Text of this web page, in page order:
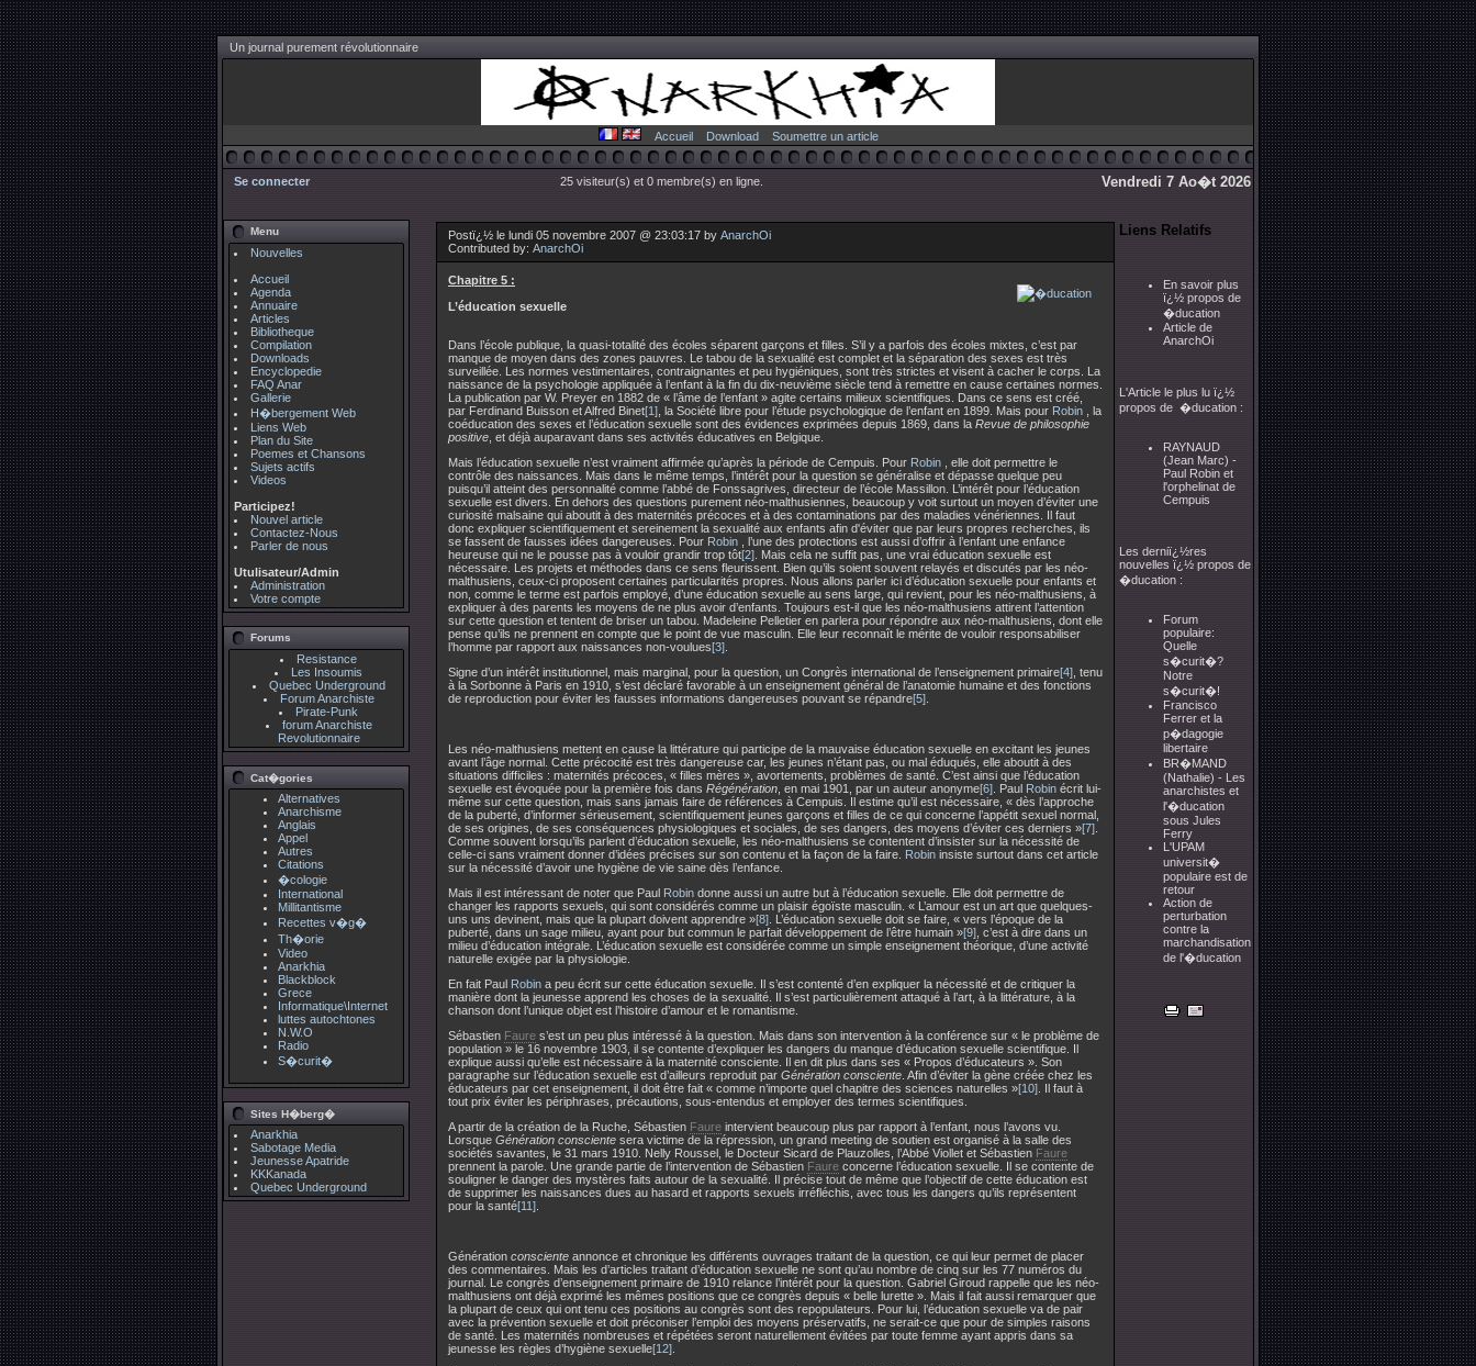
Un journal purement révolutionnaire
Accueil Download Soumettre un article
Se connecter 25 visiteur(s) et 0 membre(s) en ligne. Vendredi 7 Ao�t 2026
Menu
Nouvelles
Accueil
Agenda
Annuaire
Articles
Bibliotheque
Compilation
Downloads
Encyclopedie
FAQ Anar
Gallerie
H�bergement Web
Liens Web
Plan du Site
Poemes et Chansons
Sujets actifs
Videos
Participez!
Nouvel article
Contactez-Nous
Parler de nous
Utulisateur/Admin
Administration
Votre compte
Forums
Resistance
Les Insoumis
Quebec Underground
Forum Anarchiste
Pirate-Punk
forum Anarchiste
Revolutionnaire
Cat�gories
Alternatives
Anarchisme
Anglais
Appel
Autres
Citations
�cologie
International
Millitantisme
Recettes v�g�
Th�orie
Video
Anarkhia
Blackblock
Grece
Informatique\Internet
luttes autochtones
N.W.O
Radio
S�curit�
Sites H�berg�
Anarkhia
Sabotage Media
Jeunesse Apatride
KKKanada
Quebec Underground
Postï¿½ le lundi 05 novembre 2007 @ 23:03:17 by AnarchOi
Contributed by: AnarchOi
Chapitre 5 :
L’éducation sexuelle
Dans l’école publique, la quasi-totalité des écoles séparent garçons et filles. S’il y a parfois des écoles mixtes, c’est par
manque de moyen dans des zones pauvres. Le tabou de la sexualité est complet et la séparation des sexes est très
surveillée. Les normes vestimentaires, contraignantes et peu hygiéniques, sont très strictes et visent à cacher le corps. La
naissance de la psychologie appliquée à l’enfant à la fin du dix-neuvième siècle tend à remettre en cause certaines normes.
La publication par W. Preyer en 1882 de « l’âme de l’enfant » agite certains milieux scientifiques. Dans ce sens est créé,
par Ferdinand Buisson et Alfred Binet[1] , la Société libre pour l’étude psychologique de l’enfant en 1899. Mais pour Robin , la
coéducation des sexes et l’éducation sexuelle sont des évidences exprimées depuis 1869, dans la Revue de philosophie
positive , et déjà auparavant dans ses activités éducatives en Belgique.
Mais l’éducation sexuelle n’est vraiment affirmée qu’après la période de Cempuis. Pour Robin , elle doit permettre le
contrôle des naissances. Mais dans le même temps, l’intérêt pour la question se généralise et dépasse quelque peu
puisqu’il atteint des personnalité comme l’abbé de Fonssagrives, directeur de l’école Massillon. L’intérêt pour l’éducation
sexuelle est divers. En dehors des questions purement néo-malthusiennes, beaucoup y voit surtout un moyen d’éviter une
curiosité malsaine qui aboutit à des maternités précoces et à des contaminations par des maladies vénériennes. Il faut
donc expliquer scientifiquement et sereinement la sexualité aux enfants afin d'éviter que par leurs propres recherches, ils
se fassent de fausses idées dangereuses. Pour Robin , l’une des protections est aussi d’offrir à l’enfant une enfance
heureuse qui ne le pousse pas à vouloir grandir trop tôt[2] . Mais cela ne suffit pas, une vrai éducation sexuelle est
nécessaire. Les projets et méthodes dans ce sens fleurissent. Bien qu’ils soient souvent relayés et discutés par les néo-
malthusiens, ceux-ci proposent certaines particularités propres. Nous allons parler ici d’éducation sexuelle pour enfants et
non, comme le terme est parfois employé, d’une éducation sexuelle au sens large, qui revient, pour les néo-malthusiens, à
expliquer à des parents les moyens de ne plus avoir d’enfants. Toujours est-il que les néo-malthusiens attirent l’attention
sur cette question et tentent de briser un tabou. Madeleine Pelletier en parlera pour répondre aux néo-malthusiens, dont elle
pense qu’ils ne prennent en compte que le point de vue masculin. Elle leur reconnaît le mérite de vouloir responsabiliser
l’homme par rapport aux naissances non-voulues[3]
Signe d’un intérêt institutionnel, mais marginal, pour la question, un Congrès international de l’enseignement primaire[4] , tenu
à la Sorbonne à Paris en 1910, s’est déclaré favorable à un enseignement général de l’anatomie humaine et des fonctions
de reproduction pour éviter les fausses informations dangereuses pouvant se répandre[5]
Les néo-malthusiens mettent en cause la littérature qui participe de la mauvaise éducation sexuelle en excitant les jeunes
avant l’âge normal. Cette précocité est très dangereuse car, les jeunes n’étant pas, ou mal éduqués, elle aboutit à des
situations difficiles : maternités précoces, « filles mères », avortements, problèmes de santé. C’est ainsi que l’éducation
sexuelle est évoquée pour la première fois dans Régénération , en mai 1901, par un auteur anonyme[6] . Paul Robin écrit lui-
même sur cette question, mais sans jamais faire de références à Cempuis. Il estime qu’il est nécessaire, « dès l’approche
de la puberté, d’informer sérieusement, scientifiquement jeunes garçons et filles de ce qui concerne l’appétit sexuel normal,
de ses origines, de ses conséquences physiologiques et sociales, de ses dangers, des moyens d’éviter ces derniers »[7]
Comme souvent lorsqu’ils parlent d’éducation sexuelle, les néo-malthusiens se contentent d’insister sur la nécessité de
celle-ci sans vraiment donner d’idées précises sur son contenu et la façon de la faire. Robin insiste surtout dans cet article
sur la nécessité d’avoir une hygiène de vie saine dès l’enfance.
Mais il est intéressant de noter que Paul Robin donne aussi un autre but à l’éducation sexuelle. Elle doit permettre de
changer les rapports sexuels, qui sont considérés comme un plaisir égoïste masculin. « L’amour est un art que quelques-
uns uns devinent, mais que la plupart doivent apprendre »[8] . L’éducation sexuelle doit se faire, « vers l’époque de la
puberté, dans un sage milieu, ayant pour but commun le parfait développement de l’être humain »[9] , c’est à dire dans un
milieu d’éducation intégrale. L’éducation sexuelle est considérée comme un simple enseignement théorique, d’une activité
naturelle exigée par la physiologie.
En fait Paul Robin a peu écrit sur cette éducation sexuelle. Il s’est contenté d’en expliquer la nécessité et de critiquer la
manière dont la jeunesse apprend les choses de la sexualité. Il s’est particulièrement attaqué à l’art, à la littérature, à la
chanson dont l’unique objet est l’histoire d’amour et le romantisme.
Sébastien Faure s’est un peu plus intéressé à la question. Mais dans son intervention à la conférence sur « le problème de
population » le 16 novembre 1903, il se contente d’expliquer les dangers du manque d’éducation sexuelle scientifique. Il
explique aussi qu’elle est nécessaire à la maternité consciente. Il en dit plus dans ses « Propos d’éducateurs ». Son
paragraphe sur l’éducation sexuelle est d’ailleurs reproduit par Génération consciente . Afin d’éviter la gène créée chez les
éducateurs par cet enseignement, il doit être fait « comme n’importe quel chapitre des sciences naturelles »[10] . Il faut à
tout prix éviter les périphrases, précautions, sous-entendus et employer des termes scientifiques.
A partir de la création de la Ruche, Sébastien Faure intervient beaucoup plus par rapport à l’enfant, nous l’avons vu.
Lorsque Génération consciente sera victime de la répression, un grand meeting de soutien est organisé à la salle des
sociétés savantes, le 31 mars 1910. Nelly Roussel, le Docteur Sicard de Plauzolles, l’Abbé Viollet et Sébastien Faure
prennent la parole. Une grande partie de l’intervention de Sébastien Faure concerne l’éducation sexuelle. Il se contente de
souligner le danger des mystères faits autour de la sexualité. Il précise tout de même que l’objectif de cette éducation est
de supprimer les naissances dues au hasard et rapports sexuels irréfléchis, avec tous les dangers qu’ils représentent
pour la santé[11]
Génération consciente annonce et chronique les différents ouvrages traitant de la question, ce qui leur permet de placer
des commentaires. Mais les d’articles traitant d’éducation sexuelle ne sont qu’au nombre de cinq sur les 77 numéros du
journal. Le congrès d’enseignement primaire de 1910 relance l’intérêt pour la question. Gabriel Giroud rappelle que les néo-
malthusiens ont déjà exprimé les mêmes positions que ce congrès depuis « belle lurette ». Mais il fait aussi remarquer que
la plupart de ceux qui ont tenu ces positions au congrès sont des repopulateurs. Pour lui, l’éducation sexuelle va de pair
avec la prévention sexuelle et doit préconiser l’emploi des moyens préservatifs, ne serait-ce que pour de simples raisons
de santé. Les maternités nombreuses et répétées seront naturellement évitées par toute femme ayant appris dans sa
jeunesse les règles d’hygiène sexuelle[12]
Liens Relatifs
En savoir plus
ï¿½ propos de
�ducation
Article de
AnarchOi
L'Article le plus lu ï¿½
propos de �ducation :
RAYNAUD
(Jean Marc) -
Paul Robin et
l'orphelinat de
Cempuis
Les derniï¿½res
nouvelles ï¿½ propos de
�ducation :
Forum
populaire:
Quelle
s�curit�?
Notre
s�curit�!
Francisco
Ferrer et la
p�dagogie
libertaire
BR�MAND
(Nathalie) - Les
anarchistes et
l'�ducation
sous Jules
Ferry
L'UPAM
universit�
populaire est de
retour
Action de
perturbation
contre la
marchandisation
de l'�ducation